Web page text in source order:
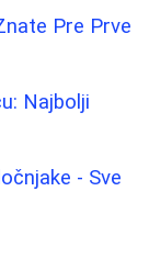
Pre Prve
Najbolji
- Sve